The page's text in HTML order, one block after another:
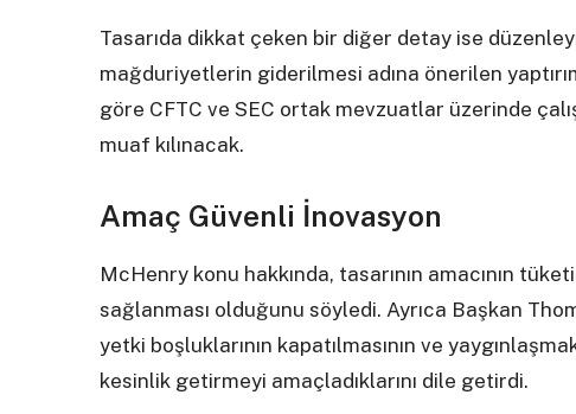
Tasarıda dikkat çeken bir diğer detay ise
mağduriyetlerin giderilmesi adına önerilen
göre CFTC ve SEC ortak mevzuatlar üzerinde
muaf kılınacak.
Amaç Güvenli İnovasyon
McHenry konu hakkında, tasarının amacının
sağlanması olduğunu söyledi. Ayrıca Başkan
yetki boşluklarının kapatılmasının ve
kesinlik getirmeyi amaçladıklarını dile getirdi.